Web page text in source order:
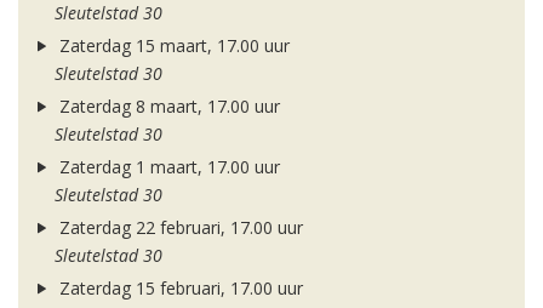
Sleutelstad 30
Zaterdag 15 maart, 17.00 uur
Sleutelstad 30
Zaterdag 8 maart, 17.00 uur
Sleutelstad 30
Zaterdag 1 maart, 17.00 uur
Sleutelstad 30
Zaterdag 22 februari, 17.00 uur
Sleutelstad 30
Zaterdag 15 februari, 17.00 uur